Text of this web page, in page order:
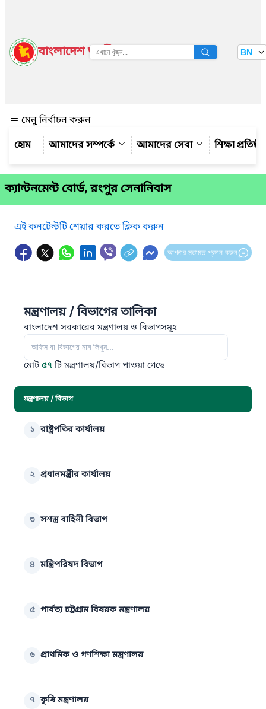
বাংলাদেশ জাতীয় তথ্য বাতায়ন BN
মেনু নির্বাচন করুন
আমাদের সম্পর্কে
আমাদের সেবা শিক্ষা
ক্যান্টনমেন্ট বোর্ড, রংপুর সেনানিবাস
এই কনটেন্টটি শেয়ার করতে ক্লিক করুন
আপনার মতামত প্রদান করুন
মন্ত্রণালয় / বিভাগের তালিকা
বাংলাদেশ সরকারের মন্ত্রণালয় ও বিভাগসমূহ
মোট৫৭টি মন্ত্রণালয়/বিভাগ পাওয়া গেছে
মন্ত্রণালয় / বিভাগ
১ রাষ্ট্রপতির কার্যালয়
২ প্রধানমন্ত্রীর কার্যালয়
৩ সশস্ত্র বাহিনী বিভাগ
৪ মন্ত্রিপরিষদ বিভাগ
৫ পার্বত্য চট্টগ্রাম বিষয়ক মন্ত্রণালয়
৬ প্রাথমিক ও গণশিক্ষা মন্ত্রণালয়
৭ কৃষি মন্ত্রণালয়